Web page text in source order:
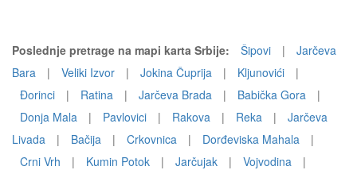
Poslednje pretrage na mapi karta Srbije: Šipovi |
Jarčeva
Bara
| Veliki Izvor | Jokina Čuprija | Kljunovići
|
Ðorinci
| Ratina | Jarčeva Brada | Babička Gora
|
Donja Mala
| Pavlovici | Rakova | Reka |
Jarčeva
Livada
| Bačija | Crkovnica | Dorđeviska Mahala
|
Crni Vrh
| Kumin Potok | Jarčujak | Vojvodina
|